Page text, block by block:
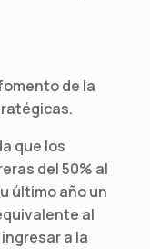
de la
que los
del 50% al
último año un
al
a la